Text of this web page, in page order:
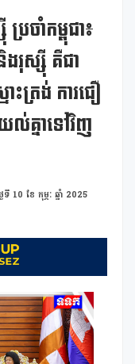
រចាំកម្ពុជា៖
ងរុស្ស៊ី គឺជា
ះត្រង់ ការជឿ
ល់គ្នាទៅវិញ
ៃទី 10 ខែ កុម្ភៈ ឆ្នាំ 2025